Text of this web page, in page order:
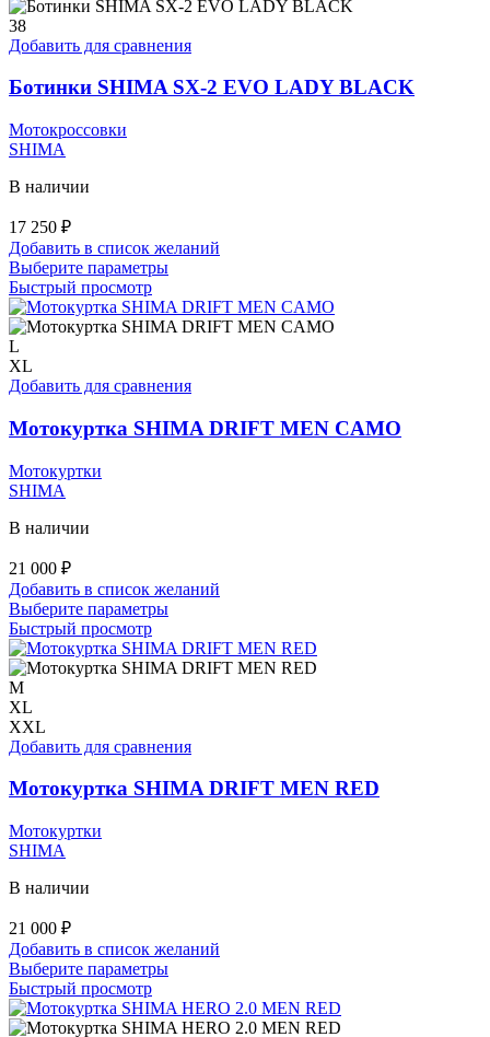
38
Добавить для сравнения
Ботинки SHIMA SX-2 EVO LADY BLACK
Мотокроссовки
SHIMA
В наличии
17 250 ₽
Добавить в список желаний
Выберите параметрыЭтот
имеет
несколько
можно
на
странице
Быстрый просмотр
L
XL
Добавить для сравнения
Мотокуртка SHIMA DRIFT MEN CAMO
Мотокуртки
SHIMA
В наличии
21 000 ₽
Добавить в список желаний
Выберите параметрыЭтот
имеет
несколько
выбрать
странице
Быстрый просмотр
M
XL
XXL
Добавить для сравнения
Мотокуртка SHIMA DRIFT MEN RED
Мотокуртки
SHIMA
В наличии
21 000 ₽
Добавить в список желаний
Выберите параметрыЭтот
имеет
несколько
Быстрый просмотр